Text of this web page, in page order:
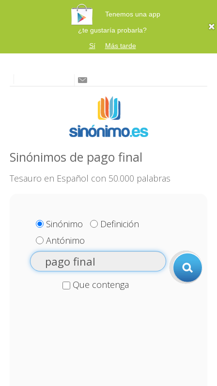
Tenemos una app
¿te gustaría probarla?
Sí
Más tarde
Sinónimos de pago final
Tesauro en Español con 50.000 palabras
Sinónimo
Definición
Antónimo
Que contenga